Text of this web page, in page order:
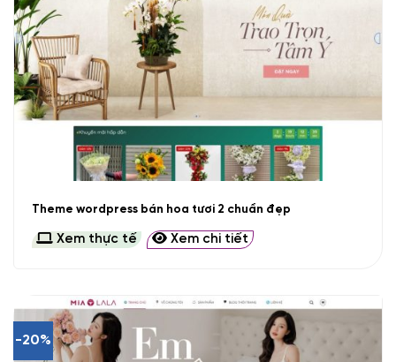
Theme wordpress bán hoa tươi 2 chuẩn đẹp
Xem thực tế Xem chi tiết
-20%